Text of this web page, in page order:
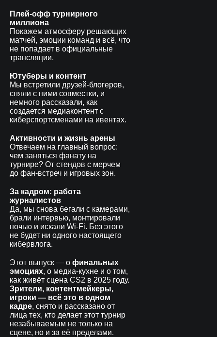
Плей-офф турнирного
миллиона
Покажем атмосферу решающих
матчей, эмоции команд и всё, что
не попадает в официальные
трансляции.
Ютуберы и контент
Мы встретили друзей-блогеров,
сняли с ними совместки, и
немного рассказали, как
создается медиаконтент с
киберспортсменами на ивентах.
Активности и жизнь арены
Отвечаем на главный вопрос:
чем заняться фанату на
турнире? От стендов с мерчем
до фан-встреч и игровых зон.
За кадром: работа
журналистов
Да, мы снова бегали с камерами,
брали интервью, монтировали
ночью и искали Wi-Fi. Без этого
не будет ни одного настоящего
кибервлога.
Этот выпуск — о финальных
эмоциях, о медиа-кухне и о том,
как живёт сцена CS2 в 2025 году.
Зрители, контентмейкеры,
игроки — всё это в одном
кадре, снято и рассказано от
лица тех, кто делает этот турнир
незабываемым не только на
сцене, но и за её пределами.